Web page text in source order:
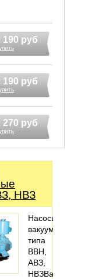
190 руб
190 руб
270 руб
НВЗ
Насосы
вакуумные
типа
ВВН,
АВЗ,
НВЗВакуумные